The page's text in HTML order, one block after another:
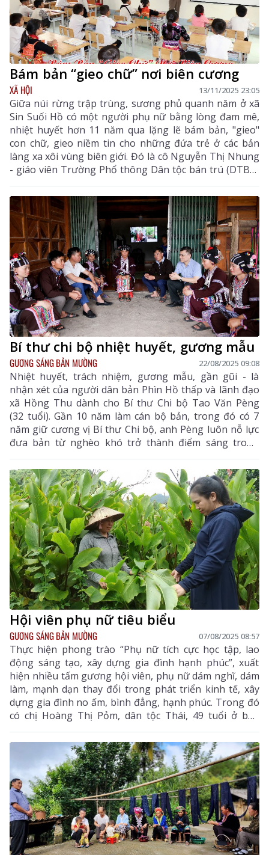
Bám bản “gieo chữ” nơi biên cương
XÃ HỘI 13/11/2025 23:05
Giữa núi rừng trập trùng, sương phủ quanh năm ở xã
Sin Suối Hồ có một người phụ nữ bằng lòng đam mê,
nhiệt huyết hơn 11 năm qua lặng lẽ bám bản, "gieo"
con chữ, gieo niềm tin cho những đứa trẻ ở các bản
làng xa xôi vùng biên giới. Đó là cô Nguyễn Thị Nhung
- giáo viên Trường Phổ thông Dân tộc bán trú (DTBT)
Tiểu học Nậm Xe (xã Sin Suối Hồ). Cô đã truyền lửa tri
thức đến với những “mầm xanh” tương lai, góp phần
không nhỏ vào sự nghiệp trồng người nơi địa đầu Tổ
quốc.
Bí thư chi bộ nhiệt huyết, gương mẫu
GƯƠNG SÁNG BẢN MƯỜNG 22/08/2025 09:08
Nhiệt huyết, trách nhiệm, gương mẫu, gần gũi - là
nhận xét của người dân bản Phìn Hồ thấp và lãnh đạo
xã Hồng Thu dành cho Bí thư Chi bộ Tao Văn Pèng
(32 tuổi). Gần 10 năm làm cán bộ bản, trong đó có 7
năm giữ cương vị Bí thư Chi bộ, anh Pèng luôn nỗ lực
đưa bản từ nghèo khó trở thành điểm sáng trong
phát triển kinh tế, gìn giữ bản sắc văn hóa dân tộc Lự.
Hội viên phụ nữ tiêu biểu
GƯƠNG SÁNG BẢN MƯỜNG 07/08/2025 08:57
Thực hiện phong trào “Phụ nữ tích cực học tập, lao
động sáng tạo, xây dựng gia đình hạnh phúc”, xuất
hiện nhiều tấm gương hội viên, phụ nữ dám nghĩ, dám
làm, mạnh dạn thay đổi trong phát triển kinh tế, xây
dựng gia đình no ấm, bình đẳng, hạnh phúc. Trong đó
có chị Hoàng Thị Pỏm, dân tộc Thái, 49 tuổi ở bản
Phiêng Đanh (xã Phong Thổ).